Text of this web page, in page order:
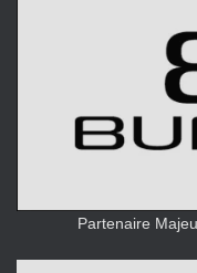
Partenaire